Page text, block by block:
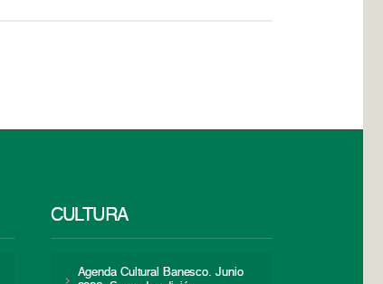
CULTURA
Agenda Cultural Banesco. Junio